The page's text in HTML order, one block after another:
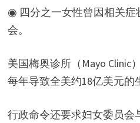
◉ 四分之一女性曾因相关症
会。
美国梅奥诊所（Mayo Clinic
每年导致全美约18亿美元的
行政命令还要求妇女委员会